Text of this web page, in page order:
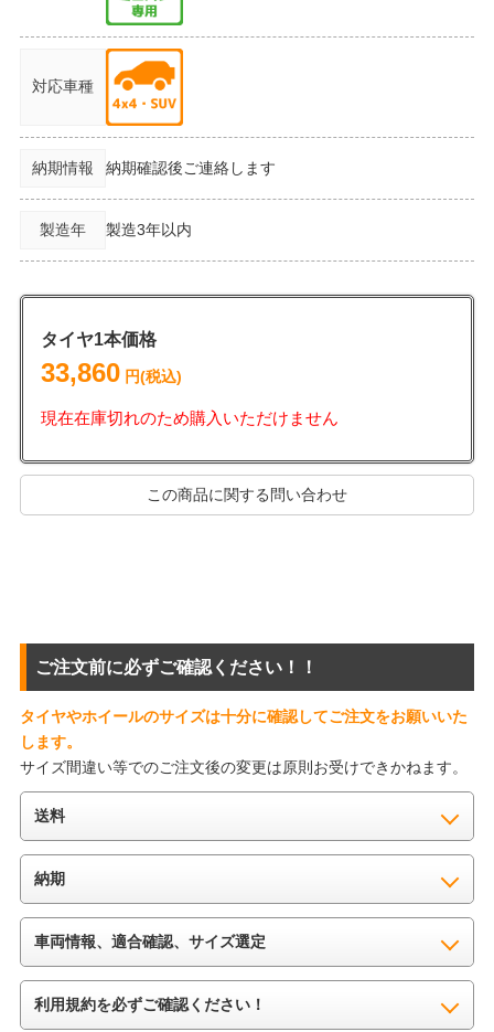
対応車種
納期情報 納期確認後ご連絡します
製造年 製造3年以内
タイヤ1本価格
33,860円(税込)
現在在庫切れのため購入いただけません
この商品に関する問い合わせ
ご注文前に必ずご確認ください！！
タイヤやホイールのサイズは十分に確認してご注文をお願いいた
します。
サイズ間違い等でのご注文後の変更は原則お受けできかねます。
送料
納期
車両情報、適合確認、サイズ選定
利用規約を必ずご確認ください！